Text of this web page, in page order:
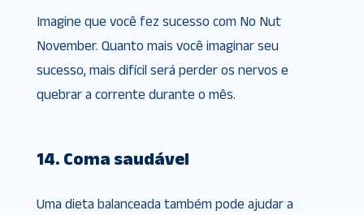
Imagine que você fez sucesso com No Nut
November. Quanto mais você imaginar seu
sucesso, mais difícil será perder os nervos e
quebrar a corrente durante o mês.
14. Coma saudável
Uma dieta balanceada também pode ajudar a